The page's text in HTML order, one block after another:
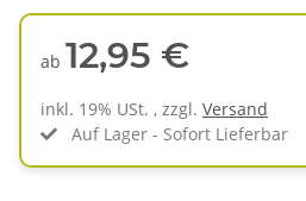
ab 12,95 €
inkl. 19% USt. , zzgl. Versand
Auf Lager - Sofort Lieferbar